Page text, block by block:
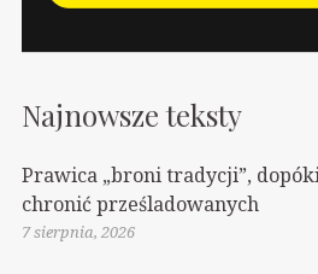
Najnowsze teksty
Prawica „broni tradycji”,
chronić prześladowanych
7 sierpnia, 2026